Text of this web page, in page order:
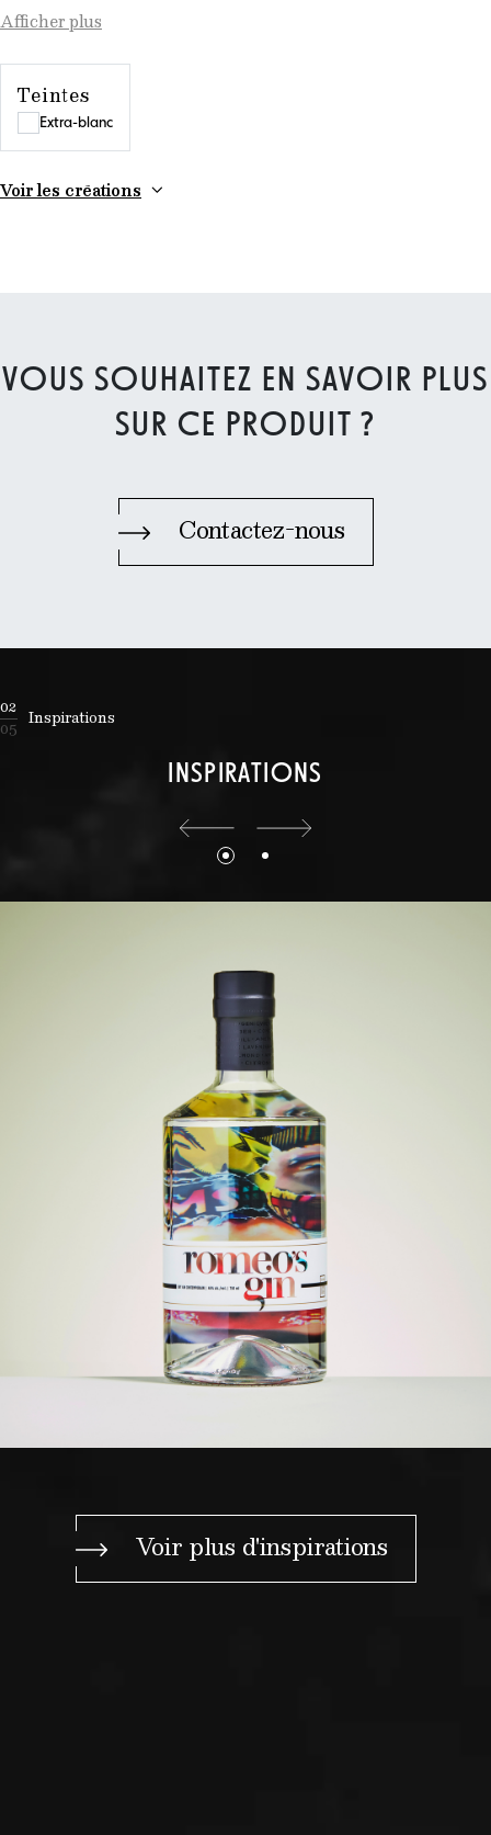
Afficher plus
Teintes
Extra-blanc
Voir les créations
VOUS SOUHAITEZ EN SAVOIR PLUS
SUR CE PRODUIT ?
Contactez-nous
02
05
Inspirations
INSPIRATIONS
Voir plus d'inspirations